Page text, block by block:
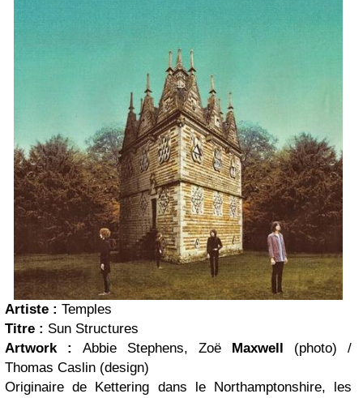
Artiste : Temples
Titre : Sun Structures
Artwork :
Abbie Stephens, Zoë Maxwell
(photo) /
Thomas Caslin (design)
Originaire de Kettering dans le Northamptonshire, les